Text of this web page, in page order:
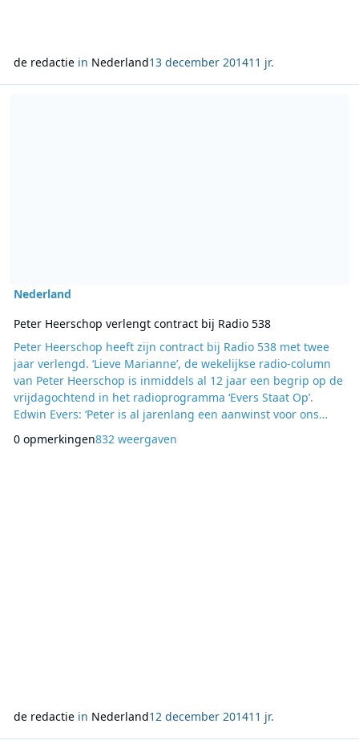
de redactiein Nederland13 december 201411 jr.
Nederland
Peter Heerschop verlengt contract bij Radio 538
Peter Heerschop heeft zijn contract bij Radio 538 met twee
jaar verlengd. ‘Lieve Marianne’, de wekelijkse radio-column
van Peter Heerschop is inmiddels al 12 jaar een begrip op de
vrijdagochtend in het radioprogramma ‘Evers Staat Op’.
Edwin Evers: ‘Peter is al jarenlang een aanwinst voor ons
om met een lach en een traan het nieuws van de week te
0 opmerkingen832 weergaven
de redactiein Nederland12 december 201411 jr.